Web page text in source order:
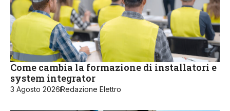
Come cambia la formazione di installatori e
system integrator
3 Agosto 2026Redazione Elettro